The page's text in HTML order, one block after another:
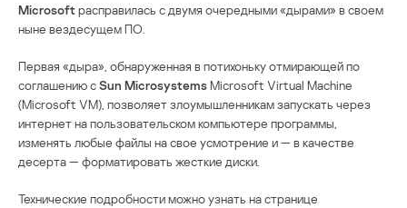
Microsoftрасправилась с двумя очередными «дырами» в своем
ныне вездесущем ПО.
Первая «дыра», обнаруженная в потихоньку отмирающей по
соглашению сSun MicrosystemsMicrosoft Virtual Machine
(Microsoft VM), позволяет злоумышленникам запускать через
интернет на пользовательском компьютере программы,
изменять любые файлы на свое усмотрение и — в качестве
десерта — форматировать жесткие диски.
Технические подробности можно узнать на странице